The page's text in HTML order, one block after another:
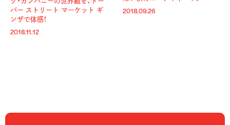
バー ストリート マーケット ギ
ンザで体感！
2018.11.12
2018.09.26